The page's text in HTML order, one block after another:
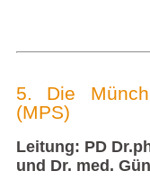
5. Die
(MPS)
Leitung: PD
und Dr. med.